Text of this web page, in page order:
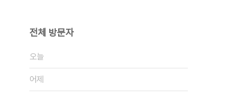
전체 방문자
오늘
어제